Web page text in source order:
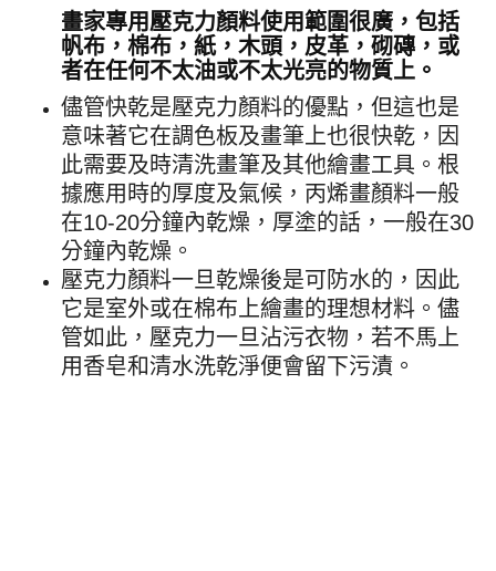
畫家專用壓克力顏料使用範圍很廣，包括
帆布，棉布，紙，木頭，皮革，砌磚，或
者在任何不太油或不太光亮的物質上。
儘管快乾是壓克力顏料的優點，但這也是
意味著它在調色板及畫筆上也很快乾，因
此需要及時清洗畫筆及其他繪畫工具。 根
據應用時的厚度及氣候，丙烯畫顏料一般
在10-20分鐘內乾燥，厚塗的話，一般在30
分鐘內乾燥。
壓克力顏料一旦乾燥後是可防水的，因此
它是室外或在棉布上繪畫的理想材料。儘
管如此， 壓克力一旦沾污衣物，若不馬 上
用香皂和清水洗乾淨便會留下污漬。